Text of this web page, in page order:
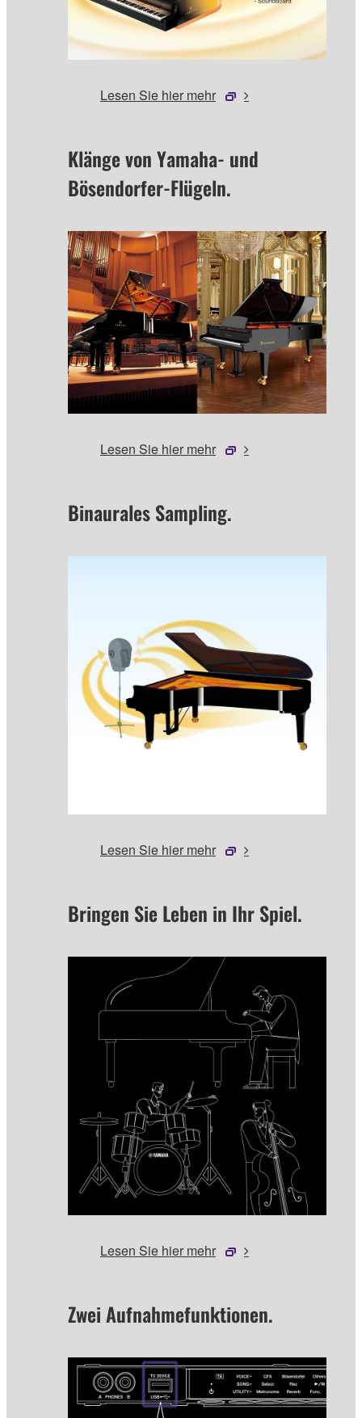
Lesen Sie hier mehr
Klänge von Yamaha- und
Bösendorfer-Flügeln.
Lesen Sie hier mehr
Binaurales Sampling.
Lesen Sie hier mehr
Bringen Sie Leben in Ihr Spiel.
Lesen Sie hier mehr
Zwei Aufnahmefunktionen.